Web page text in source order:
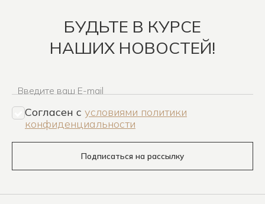
БУДЬТЕ В КУРСЕ
НАШИХ НОВОСТЕЙ!
Введите ваш E-mail
Согласен c условиями политики
конфиденциальности
Подписаться на рассылку